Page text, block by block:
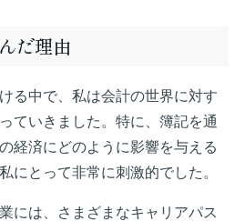
だ理由
る中で、私は会計の世界に対す
ていきました。特に、簿記を通
経済にどのように影響を与える
にとって非常に刺激的でした。
には、さまざまなキャリアパス